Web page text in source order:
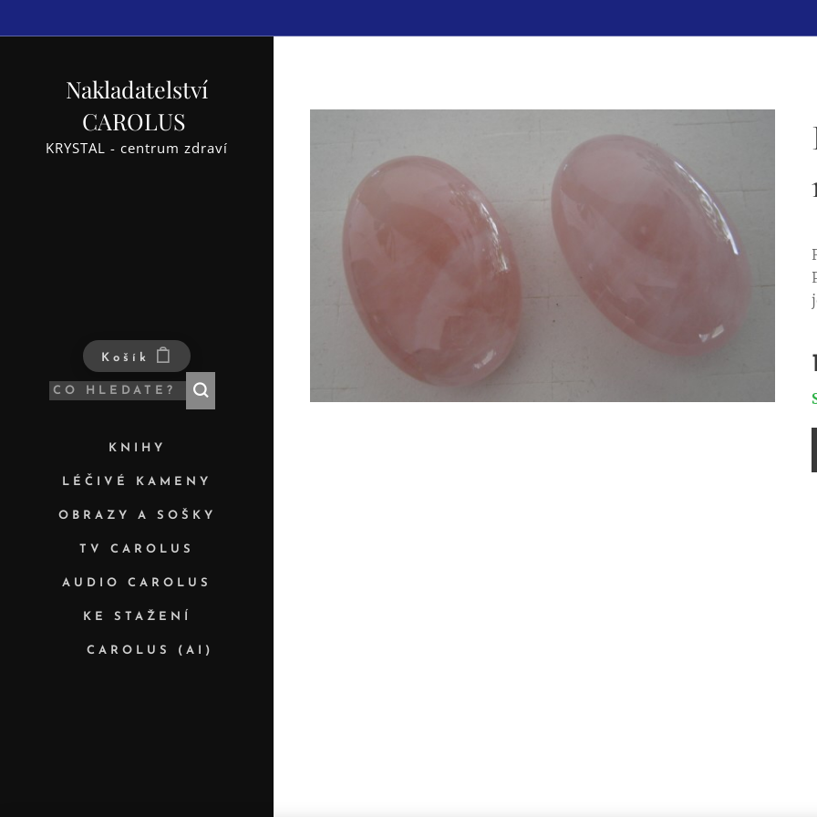
Nakladatelství
CAROLUS
KRYSTAL - centrum zdraví
Košík
KNIHY
LÉČIVÉ KAMENY
OBRAZY A SOŠKY
TV CAROLUS
AUDIO CAROLUS
KE STAŽENÍ
✨ CAROLUS (AI)